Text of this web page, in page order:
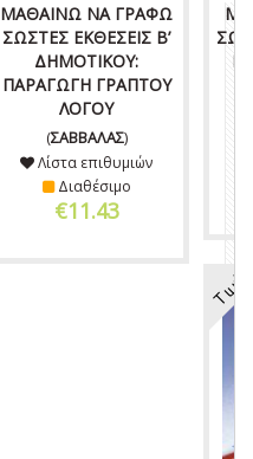
ΜΑΘΑΙΝΩ ΝΑ ΓΡΑΦΩ
ΣΩΣΤΕΣ ΕΚΘΕΣΕΙΣ Β’
ΔΗΜΟΤΙΚΟΥ:
ΠΑΡΑΓΩΓΗ ΓΡΑΠΤΟΥ
ΛΟΓΟΥ
(ΣΑΒΒΑΛΑΣ)
Λίστα επιθυμιών
Διαθέσιμο
€11.43
Τιμή